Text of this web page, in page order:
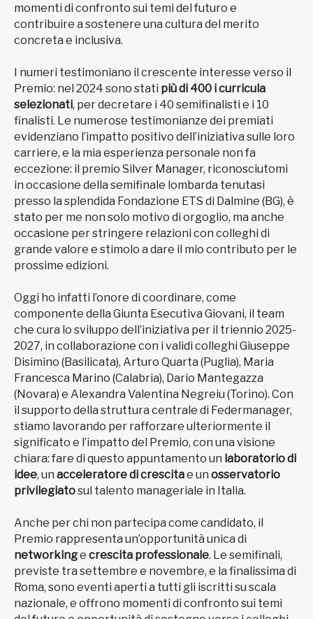
momenti di confronto sui temi del futuro e
contribuire a sostenere una cultura del merito
concreta e inclusiva.
I numeri testimoniano il crescente interesse verso il
Premio: nel 2024 sono stati più di 400 i curricula
selezionati, per decretare i 40 semifinalisti e i 10
finalisti. Le numerose testimonianze dei premiati
evidenziano l’impatto positivo dell’iniziativa sulle loro
carriere, e la mia esperienza personale non fa
eccezione: il premio Silver Manager, riconosciutomi
in occasione della semifinale lombarda tenutasi
presso la splendida Fondazione ETS di Dalmine (BG), è
stato per me non solo motivo di orgoglio, ma anche
occasione per stringere relazioni con colleghi di
grande valore e stimolo a dare il mio contributo per le
prossime edizioni.
Oggi ho infatti l’onore di coordinare, come
componente della Giunta Esecutiva Giovani, il team
che cura lo sviluppo dell’iniziativa per il triennio 2025-
2027, in collaborazione con i validi colleghi Giuseppe
Disimino (Basilicata), Arturo Quarta (Puglia), Maria
Francesca Marino (Calabria), Dario Mantegazza
(Novara) e Alexandra Valentina Negreiu (Torino). Con
il supporto della struttura centrale di Federmanager,
stiamo lavorando per rafforzare ulteriormente il
significato e l’impatto del Premio, con una visione
chiara: fare di questo appuntamento un laboratorio di
idee, un acceleratore di crescitae un osservatorio
privilegiatosul talento manageriale in Italia.
Anche per chi non partecipa come candidato, il
Premio rappresenta un’opportunità unica di
networkinge crescita professionale. Le semifinali,
previste tra settembre e novembre, e la finalissima di
Roma, sono eventi aperti a tutti gli iscritti su scala
nazionale, e offrono momenti di confronto sui temi